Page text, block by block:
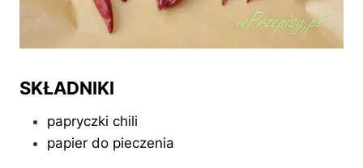
SKŁADNIKI
papryczki chili
papier do pieczenia